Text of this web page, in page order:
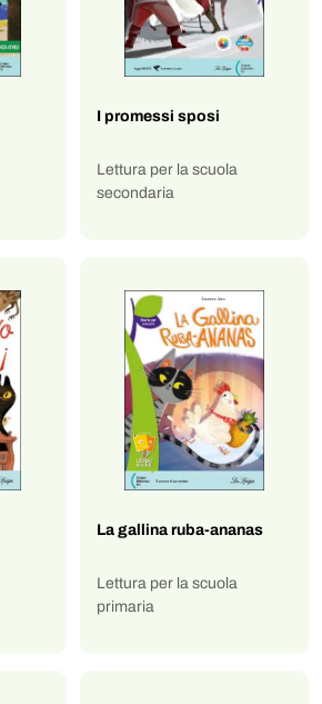
I promessi sposi
Lettura per la scuola
secondaria
La gallina ruba-ananas
Lettura per la scuola
primaria